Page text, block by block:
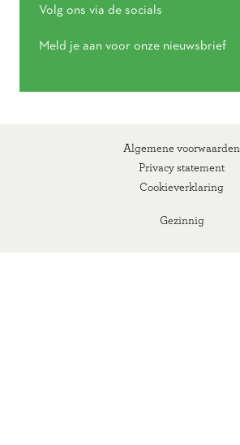
Volg ons via de socials
Meld je aan voor onze nieuwsbrief
Gezinnig
Algemene voorwaarden
Privacy statement
Cookieverklaring